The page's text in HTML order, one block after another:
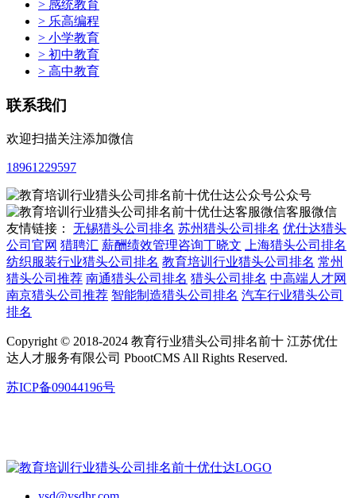
> 感统教育
> 乐高编程
> 小学教育
> 初中教育
> 高中教育
联系我们
欢迎扫描关注添加微信
18961229597
公众号
客服微信
友情链接： 无锡猎头公司排名 苏州猎头公司排名 优仕达猎头
公司官网 猎聘汇 薪酬绩效管理咨询丁晓文
上海猎头公司排名
纺织服装行业猎头公司排名 教育培训行业猎头公司排名 常州
猎头公司推荐 南通猎头公司排名 猎头公司排名 中高端人才网
南京猎头公司推荐 智能制造猎头公司排名 汽车行业猎头公司
排名
Copyright © 2018-2024 教育行业猎头公司排名前十 江苏优仕
达人才服务有限公司 PbootCMS All Rights Reserved.
苏ICP备09044196号